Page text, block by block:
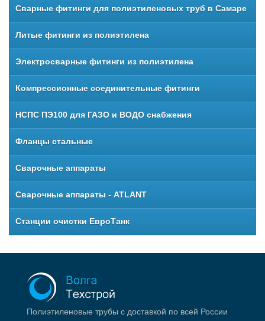
Сварные фитинги для полиэтиленовых труб в Самаре
Литые фитинги из полиэтилена
Электросварные фитинги из полиэтилена
Компрессионные соединительные фитинги
НСПС ПЭ100 для ГАЗО и ВОДО снабжения
Фланцы стальные
Сварочные аппараты
Сварочные аппараты - ATLANT
Станции очистки ЕвроТанк
Полиэтиленовые трубы с доставкой по всей России